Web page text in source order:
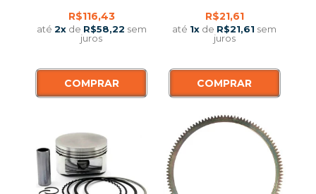
R$116,43
até 2xde R$58,22 sem
juros
COMPRAR
R$21,61
até 1x de R$21,61 sem
juros
COMPRAR